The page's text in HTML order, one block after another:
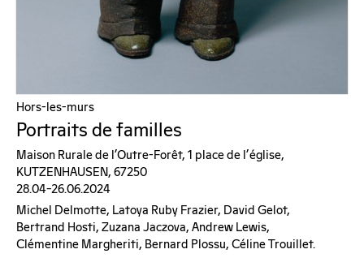
Hors-les-murs
Portraits de familles
Maison Rurale de l’Outre-Forêt, 1 place de l'église,
KUTZENHAUSEN, 67250
28.04–26.06.2024
Michel Delmotte, Latoya Ruby Frazier, David Gelot,
Bertrand Hosti, Zuzana Jaczova, Andrew Lewis,
Clémentine Margheriti, Bernard Plossu, Céline Trouillet.